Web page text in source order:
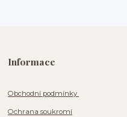
Informace
Obchodní podmínky
Ochrana soukromí